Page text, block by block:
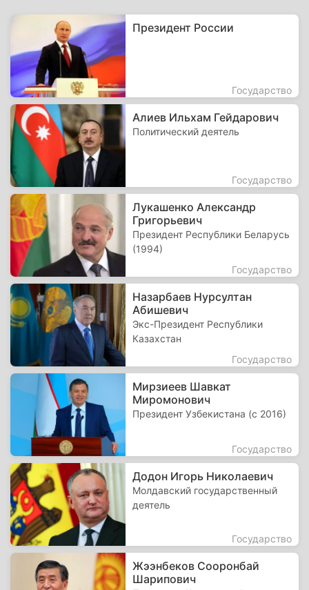
Президент России
Государство
Алиев Ильхам Гейдарович
Политический деятель
Государство
Лукашенко Александр
Григорьевич
Президент Республики Беларусь
(1994)
Государство
Назарбаев Нурсултан
Абишевич
Экс-Президент Республики
Казахстан
Государство
Мирзиеев Шавкат
Миромонович
Президент Узбекистана (с 2016)
Государство
Додон Игорь Николаевич
Молдавский государственный
деятель
Государство
Жээнбеков Сооронбай
Шарипович